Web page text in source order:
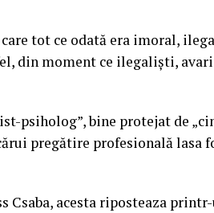
tot ce odată era imoral,
din moment ce ilegaliști,
psiholog”, bine protejat de
pregătire profesională lasa
Csaba, acesta riposteaza